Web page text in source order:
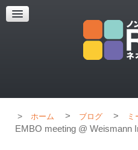
超解像顕微鏡
超解像顕微鏡の紹介
ホーム > ブログ > ミ
EMBO meeting @ Weismann